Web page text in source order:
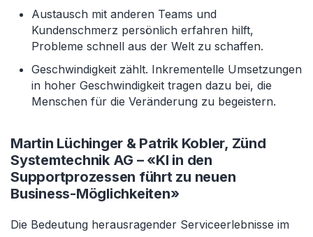
Austausch mit anderen Teams und
Kundenschmerz persönlich erfahren hilft,
Probleme schnell aus der Welt zu schaffen.
Geschwindigkeit zählt. Inkrementelle Umsetzungen
in hoher Geschwindigkeit tragen dazu bei, die
Menschen für die Veränderung zu begeistern.
Martin Lüchinger & Patrik Kobler, Zünd
Systemtechnik AG – «KI in den
Supportprozessen führt zu neuen
Business-Möglichkeiten»
Die Bedeutung herausragender Serviceerlebnisse im